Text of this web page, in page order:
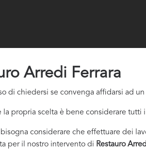
Arredi Ferrara
di chiedersi se convenga affidarsi ad
la propria scelta è bene considerare
considerare che effettuare dei
per il nostro intervento di Restauro